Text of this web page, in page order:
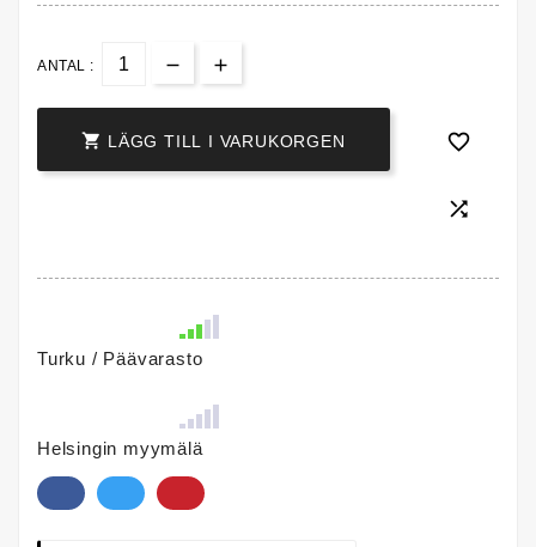
ANTAL :
 LÄGG TILL I VARUKORGEN 

Turku / Päävarasto
Helsingin myymälä